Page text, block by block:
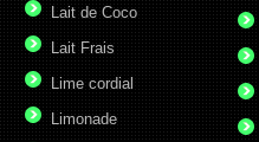
Lait de Coco
Lait Frais
Lime cordial
Limonade